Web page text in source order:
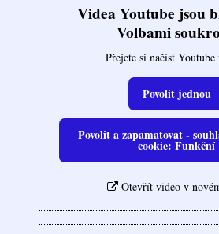
Videa Youtube jsou
Volbami
Přejete si načíst Youtube
Povolit jednou
Povolit a zapamatovat -
cookie: Funkční
Otevřít video v